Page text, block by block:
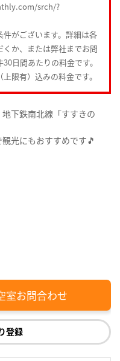
srch/?
がございます。詳細は各
くか、または弊社までお問
日間あたりの料金です。
限有）込みの料金です。
下鉄南北線「すすきの
光にもおすすめです🎵
室お問合わせ
登録